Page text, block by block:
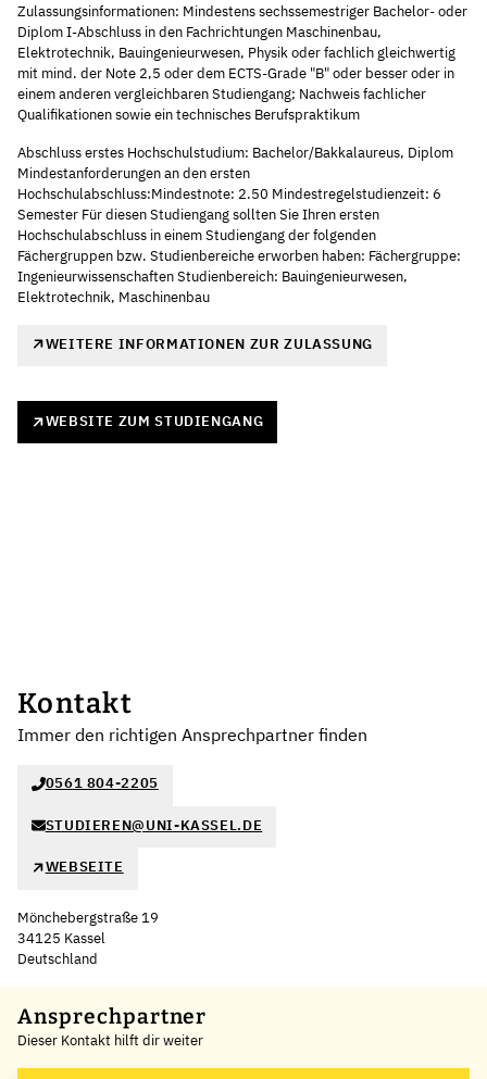
Zulassungsinformationen: Mindestens sechssemestriger Bachelor- oder
Diplom I-Abschluss in den Fachrichtungen Maschinenbau,
Elektrotechnik, Bauingenieurwesen, Physik oder fachlich gleichwertig
mit mind. der Note 2,5 oder dem ECTS-Grade "B" oder besser oder in
einem anderen vergleichbaren Studiengang; Nachweis fachlicher
Qualifikationen sowie ein technisches Berufspraktikum
Abschluss erstes Hochschulstudium: Bachelor/Bakkalaureus, Diplom
Mindestanforderungen an den ersten
Hochschulabschluss:Mindestnote: 2.50 Mindestregelstudienzeit: 6
Semester Für diesen Studiengang sollten Sie Ihren ersten
Hochschulabschluss in einem Studiengang der folgenden
Fächergruppen bzw. Studienbereiche erworben haben: Fächergruppe:
Ingenieurwissenschaften Studienbereich: Bauingenieurwesen,
Elektrotechnik, Maschinenbau
WEITERE INFORMATIONEN ZUR ZULASSUNG
WEBSITE ZUM STUDIENGANG
Kontakt
Immer den richtigen Ansprechpartner finden
0561 804-2205
STUDIEREN@UNI-KASSEL.DE
WEBSEITE
Mönchebergstraße 19
34125 Kassel
Deutschland
+
−
Ansprechpartner
Dieser Kontakt hilft dir weiter